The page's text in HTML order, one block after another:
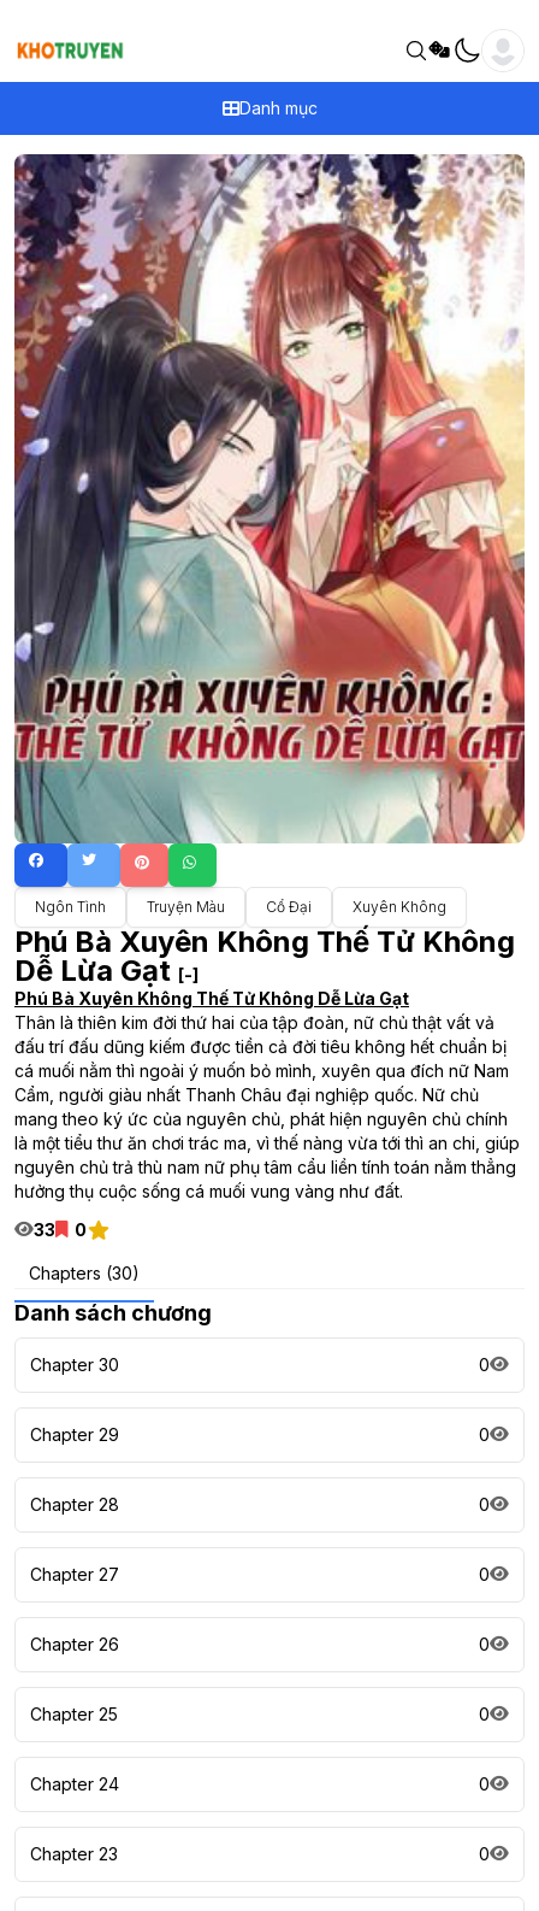
Danh mục
Ngôn Tình Truyện Màu Cổ Đại Xuyên Không
Phú Bà Xuyên Không Thế Tử Không
Dễ Lừa Gạt [-]
Phú Bà Xuyên Không Thế Tử Không Dễ Lừa Gạt
Thân là thiên kim đời thứ hai của tập đoàn, nữ chủ thật vất vả
đấu trí đấu dũng kiếm được tiền cả đời tiêu không hết chuẩn bị
cá muối nằm thì ngoài ý muốn bỏ mình, xuyên qua đích nữ Nam
Cẩm, người giàu nhất Thanh Châu đại nghiệp quốc. Nữ chủ
mang theo ký ức của nguyên chủ, phát hiện nguyên chủ chính
là một tiểu thư ăn chơi trác ma, vì thế nàng vừa tới thì an chi, giúp
nguyên chủ trả thù nam nữ phụ tâm cẩu liền tính toán nằm thẳng
hưởng thụ cuộc sống cá muối vung vàng như đất.
33
0
Chapters (30)
Danh sách chương
Chapter 30 0
Chapter 29 0
Chapter 28 0
Chapter 27 0
Chapter 26 0
Chapter 25 0
Chapter 24 0
Chapter 23 0